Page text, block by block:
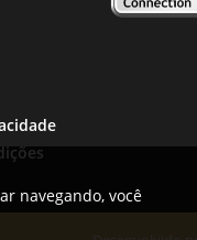
navegando, você